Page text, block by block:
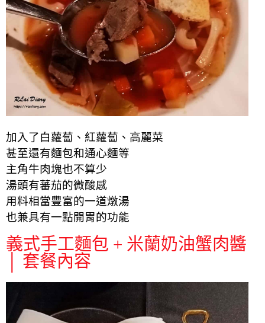
加入了白蘿蔔、紅蘿蔔、高麗菜
甚至還有麵包和通心麵等
主角牛肉塊也不算少
湯頭有蕃茄的微酸感
用料相當豐富的一道燉湯
也兼具有一點開胃的功能
義式手工麵包 + 米蘭奶油蟹肉醬
│ 套餐內容